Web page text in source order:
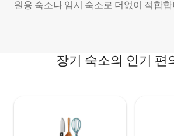
원용 숙소나 임시 숙소로 더없이 적합
장기 숙소의 인기 편